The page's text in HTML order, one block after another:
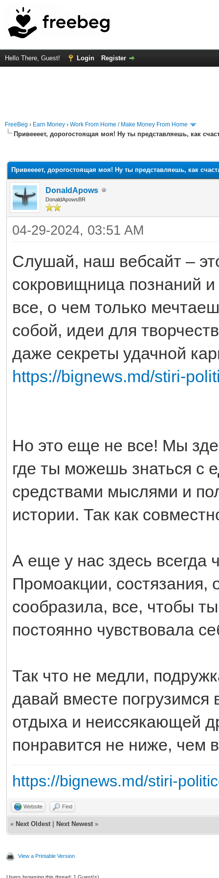
Hello There, Guest! Login Register
FreeBeg › Earn Money › Work From Home / Make Money From Home
Привеееет, дорогостоящая моя! Ну ты представляешь, как
Привеееет, дорогостоящая моя! Ну ты представляешь, как
DonaldApows
DonaldApowsBR
04-29-2024, 03:51 AM
Слушай, наш вебсайт –
сокровищница познаний
все, о чем только
собой, идеи для
даже секреты удачной
https://bignews.md/stiri-
Но это еще не все! Мы
где ты можешь знаться с
средствами мыслями и
истории. Так как
А еще у нас здесь всегда
Промоакции, состязания,
сообразила, все, чтобы
постоянно чувствовала
Так что не медли,
давай вместе
отдыха и неиссякающей
понравится не ниже, чем
https://bignews.md/stiri-
Website Find
« Next Oldest Next Newest »
View a Printable Version